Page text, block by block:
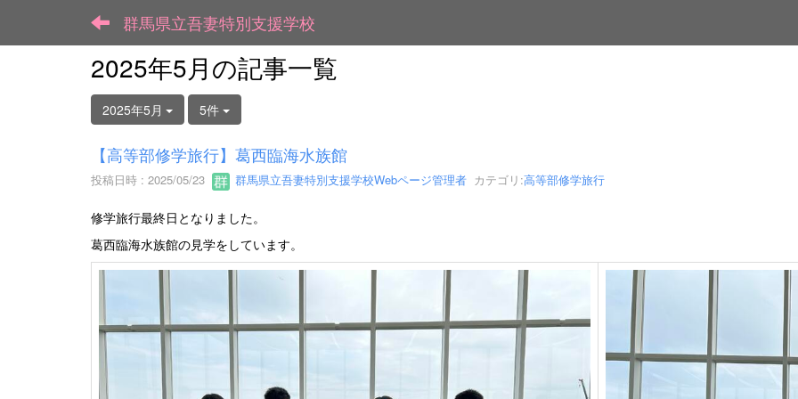
群馬県立吾妻特別支援学校
2025年5月の記事一覧
2025年5月 5件
【高等部修学旅行】葛西臨海水族館
投稿日時 : 2025/05/23 群馬県立吾妻特別支援学校Webページ管理者 カテゴリ:高等部修学旅行
修学旅行最終日となりました。
葛西臨海水族館の見学をしています。